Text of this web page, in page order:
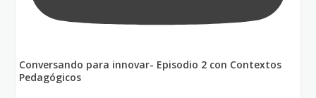
Conversando para innovar- Episodio 2 con Contextos
Pedagógicos